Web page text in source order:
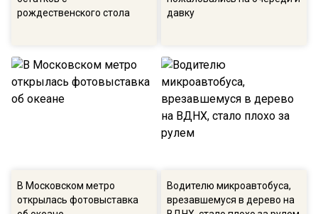
рождественского стола
давку
В Московском метро
открылась фотовыставка
Водителю микроавтобуса,
врезавшемуся в дерево на